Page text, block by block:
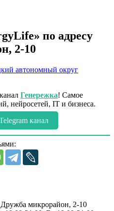
по адресу
2-10
автономный округ
Генережка! Самое
нейросетей, IT и бизнеса.
канал
микрорайон, 2-10